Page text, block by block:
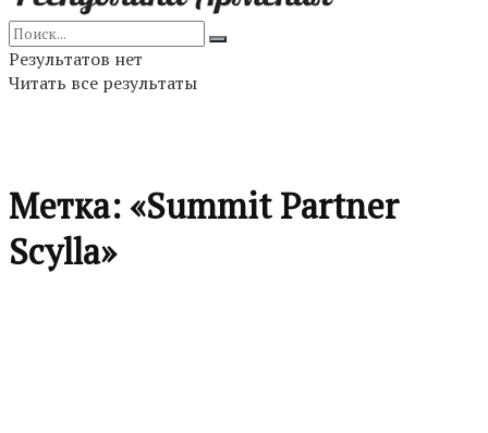
Результатов нет
Читать все результаты
Метка:«Summit Partner
Scylla»